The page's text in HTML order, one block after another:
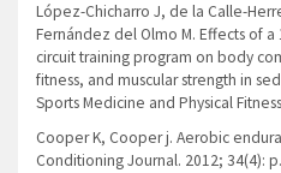
López-Chicharro J, de la Calle-
Fernández del Olmo M. Effects of
circuit training program on body
fitness, and muscular strength in
Sports Medicine and Physical
Cooper K, Cooper j. Aerobic
Conditioning Journal. 2012; 34(4):